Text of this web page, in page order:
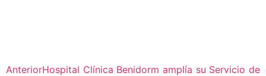
AnteriorHospital Clínica Benidorm amplía su Servicio de